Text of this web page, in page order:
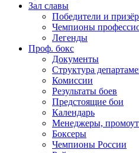
Зал славы
Победители и
Чемпионы
Легенды
Проф. бокс
Документы
Структура
Комиссии
Результаты боев
Предстоящие бои
Календарь
Менеджеры,
Боксеры
Чемпионы России